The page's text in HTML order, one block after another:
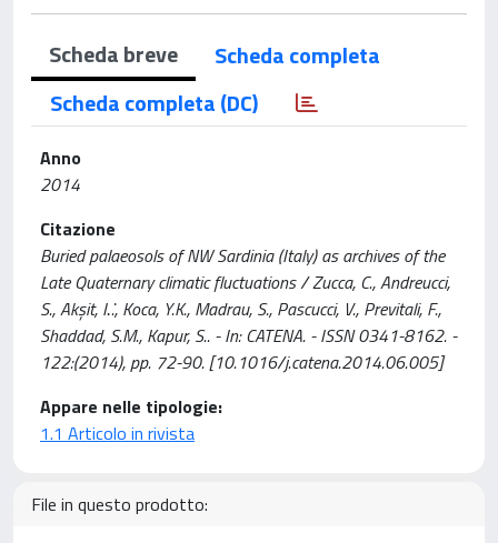
Scheda breve
Scheda completa
Scheda completa (DC)
Anno
2014
Citazione
Buried palaeosols of NW Sardinia (Italy) as archives of the
Late Quaternary climatic fluctuations / Zucca, C., Andreucci,
S., Akșit, I.̇., Koca, Y.K., Madrau, S., Pascucci, V., Previtali, F.,
Shaddad, S.M., Kapur, S.. - In: CATENA. - ISSN 0341-8162. -
122:(2014), pp. 72-90. [10.1016/j.catena.2014.06.005]
Appare nelle tipologie:
1.1 Articolo in rivista
File in questo prodotto: